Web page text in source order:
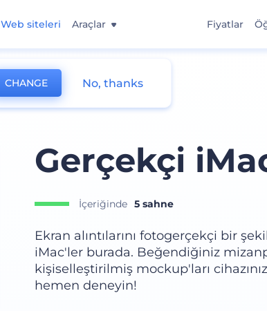
Web siteleri Araçlar Fiyatlar
Gerçekçi
İçeriğinde 5 sahne
Ekran alıntılarını fotogerçekçi bir
iMac'ler burada. Beğendiğiniz
kişiselleştirilmiş mockup'ları
hemen deneyin!
CHANGE No, thanks